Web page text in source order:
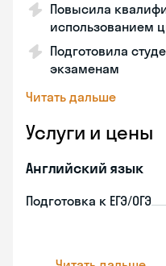
Повысила
использованием
Подготовила
экзаменам
Читать дальше
Услуги и цены
Английский язык
Подготовка к ЕГЭ/ОГЭ